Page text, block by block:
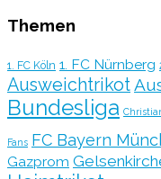
Themen
1. FC Köln 1. FC Nürnberg
Ausweichtrikot
Bundesliga
Fans FC Bayern
Gazprom